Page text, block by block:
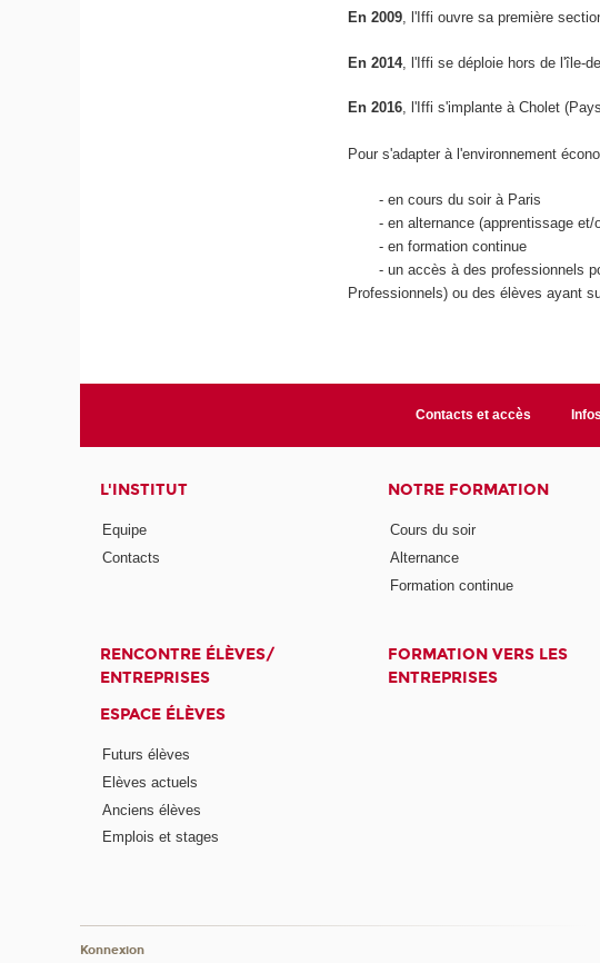
En 2009, l'Iffi ouvre sa première
En 2014, l'Iffi se déploie hors de l'île-
En 2016, l'Iffi s'implante à Cholet
Pour s'adapter à l'environnement
- en cours du soir à Paris
- en alternance (apprentissage et/
- en formation continue
- un accès à des professionnels
Professionnels) ou des élèves ayant
Contacts et accès
L'INSTITUT
Equipe
Contacts
NOTRE FORMATION
Cours du soir
Alternance
Formation continue
RENCONTRE ÉLÈVES/
ENTREPRISES
FORMATION VERS LES
ENTREPRISES
ESPACE ÉLÈVES
Futurs élèves
Elèves actuels
Anciens élèves
Emplois et stages
Konnexion